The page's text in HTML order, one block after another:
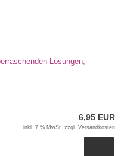
Lösungen,
6,95 EUR
inkl. 7 % MwSt. zzgl. Versandkosten